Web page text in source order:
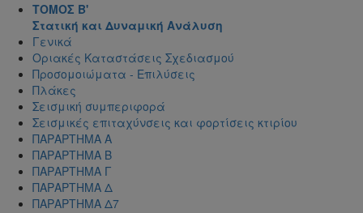
ΤΟΜΟΣ Β'
Στατική και Δυναμική Ανάλυση
Γενικά
Οριακές Καταστάσεις Σχεδιασμού
Προσομοιώματα - Επιλύσεις
Πλάκες
Σεισμική συμπεριφορά
Σεισμικές επιταχύνσεις και φορτίσεις κτιρίου
ΠΑΡΑΡΤΗΜΑ Α
ΠΑΡΑΡΤΗΜΑ Β
ΠΑΡΑΡΤΗΜΑ Γ
ΠΑΡΑΡΤΗΜΑ Δ
ΠΑΡΑΡΤΗΜΑ Δ7